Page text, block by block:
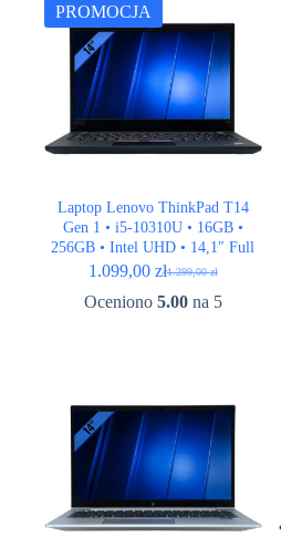
PROMOCJA
Laptop Lenovo ThinkPad T14
Gen 1 • i5-10310U • 16GB •
256GB • Intel UHD • 14,1″ Full
HD 1.299,00zł
Pierwotna
cena
1.099,00 zł
Aktualna
cena
Oceniono 5.00na 5